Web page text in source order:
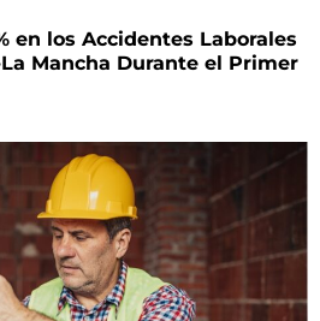
en los Accidentes Laborales
Mancha Durante el Primer